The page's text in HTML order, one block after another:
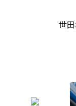
世